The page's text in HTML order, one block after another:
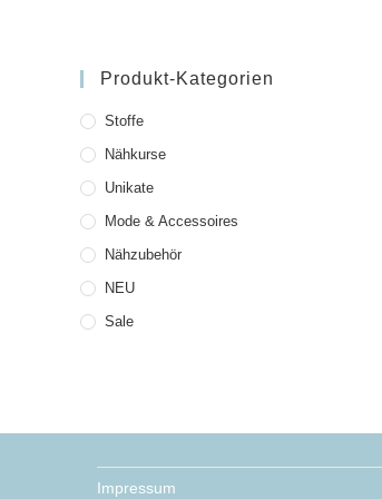
Produkt-Kategorien
Stoffe
Nähkurse
Unikate
Mode & Accessoires
Nähzubehör
NEU
Sale
Impressum